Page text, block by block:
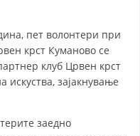
пет волонтери при
крст Куманово се
клуб Црвен крст
зајакнување
заедно